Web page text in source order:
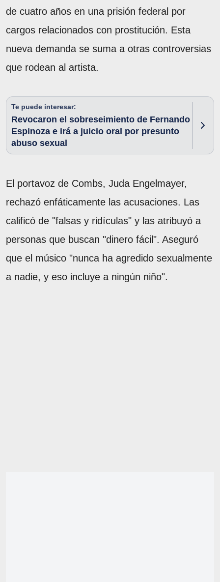
de cuatro años en una prisión federal por
cargos relacionados con prostitución. Esta
nueva demanda se suma a otras controversias
que rodean al artista.
Te puede interesar:
Revocaron el sobreseimiento de Fernando
Espinoza e irá a juicio oral por presunto
abuso sexual
El portavoz de Combs, Juda Engelmayer,
rechazó enfáticamente las acusaciones. Las
calificó de "falsas y ridículas" y las atribuyó a
personas que buscan "dinero fácil". Aseguró
que el músico "nunca ha agredido sexualmente
a nadie, y eso incluye a ningún niño".